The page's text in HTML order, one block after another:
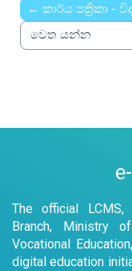
← කාර්ය පත්‍රිකා -
වෙත යන්න
The official
Branch, Ministry
Vocational
digital education